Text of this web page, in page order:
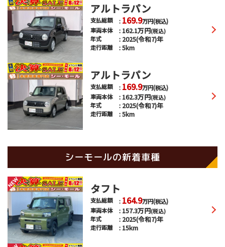
アルトラパン
支払総額 169.9万円(税込)
車両本体
162.1万円(税込)
年式 2025(令和7)年
走行距離 5km
アルトラパン
支払総額 169.9万円(税込)
車両本体
162.3万円(税込)
年式 2025(令和7)年
走行距離 5km
シーモールの新着車種
タフト
支払総額 164.9万円(税込)
車両本体
157.3万円(税込)
年式 2025(令和7)年
走行距離 15km